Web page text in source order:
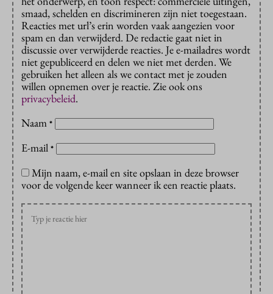
smaad, schelden en discrimineren zijn niet toegestaan.
Reacties met url’s erin worden vaak aangezien voor
spam en dan verwijderd. De redactie gaat niet in
discussie over verwijderde reacties. Je e-mailadres wordt
niet gepubliceerd en delen we niet met derden. We
gebruiken het alleen als we contact met je zouden
willen opnemen over je reactie. Zie ook ons
privacybeleid.
Naam *
E-mail *
Mijn naam, e-mail en site opslaan in deze browser
voor de volgende keer wanneer ik een reactie plaats.